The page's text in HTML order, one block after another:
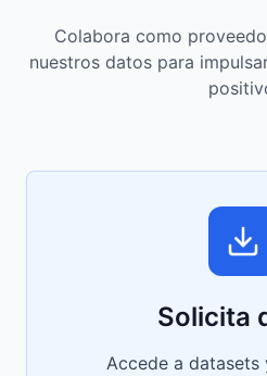
Colabora como
nuestros datos para
Solicita
Accede a datasets